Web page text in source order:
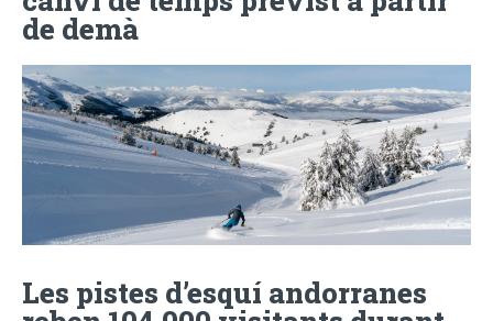
de demà
Les pistes d’esquí andorranes